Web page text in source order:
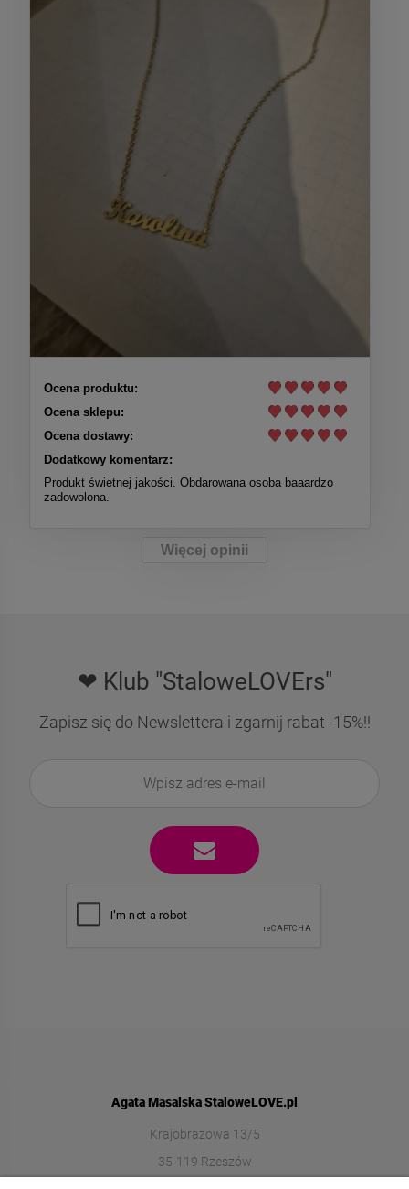
Ocena produktu:
Ocena sklepu:
Ocena dostawy:
Dodatkowy komentarz:
Produkt świetnej jakości. Obdarowana osoba baaardzo
zadowolona.
Więcej opinii
❤ Klub "StaloweLOVErs"
Zapisz się do Newslettera i zgarnij rabat -15%!!
Agata Masalska StaloweLOVE.pl
Krajobrazowa 13/5
35-119 Rzeszów